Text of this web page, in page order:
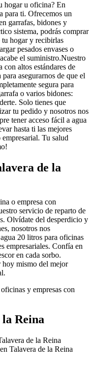
hogar u oficina? En
para ti. Ofrecemos un
garrafas, bidones y
sistema, podrás comprar
tu hogar y recibirlas
pesados envases o
el suministro.Nuestro
altos estándares de
asegurarnos de que el
segura para
o varios bidones:
Solo tienes que
tu pedido y nosotros nos
tener acceso fácil a agua
hasta ti las mejores
Tu salud
de la
o empresa con
servicio de reparto de
Olvídate del desperdicio y
nosotros nos
20 litros para oficinas
empresariales. Confía en
en cada sorbo.
hoy mismo del mejor
Reina
de la Reina
Talavera de la Reina